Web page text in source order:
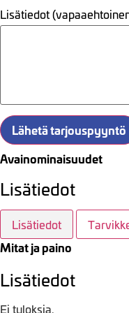
Lisätiedot
Lähetä tarjouspyyntö
Avainominaisuudet
Lisätiedot
Lisätiedot
Mitat ja paino
Lisätiedot
Ei tuloksia.